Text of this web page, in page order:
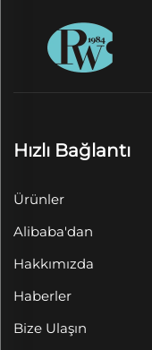
Hızlı Bağlantı
Ürünler
Alibaba'dan
Hakkımızda
Haberler
Bize Ulaşın